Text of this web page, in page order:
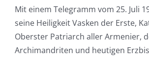
Mit einem Telegramm vom 25. Juli
seine Heiligkeit Vasken der Erste,
Oberster Patriarch aller Armenier,
Archimandriten und heutigen